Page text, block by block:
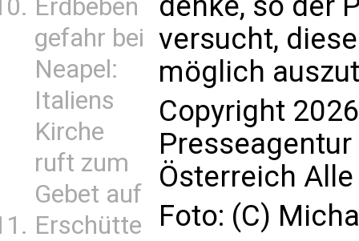
Erdbeben
gefahr bei
Neapel:
Italiens
Kirche
ruft zum
Gebet auf
Erschütte
versucht,
möglich
Copyright
Presseagentur
Österreich
Foto: (C)